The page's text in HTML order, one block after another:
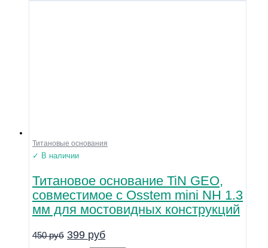
Титановые основания
✓ В наличии
Титановое основание TiN GEO,
совместимое с Osstem mini NH 1.3
мм для мостовидных конструкций
450руб 399 руб